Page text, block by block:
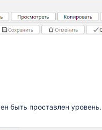
быть проставлен уровень.